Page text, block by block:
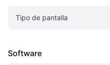
Tipo de pantalla
Software